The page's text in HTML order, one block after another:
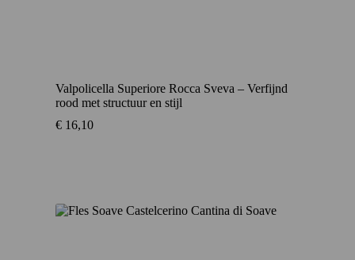
Valpolicella Superiore Rocca Sveva – Verfijnd
rood met structuur en stijl
€ 16,10